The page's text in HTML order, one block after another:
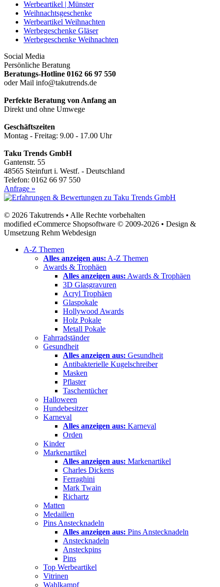
Werbeartikel | Münster
Weihnachtsgeschenke
Werbeartikel Weihnachten
Werbegeschenke Gläser
Werbegeschenke Weihnachten
Social Media
Persönliche Beratung
Beratungs-Hotline 0162 66 97 550
oder Mail info@takutrends.de
Perfekte Beratung von Anfang an
Direkt und ohne Umwege
Geschäftszeiten
Montag - Freitag: 9.00 - 17.00 Uhr
Taku Trends GmbH
Gantenstr. 55
48565 Steinfurt i. Westf. - Deutschland
Telefon: 0162 66 97 550
Anfrage »
© 2026 Takutrends • Alle Rechte vorbehalten
modified eCommerce Shopsoftware © 2009-2026 • Design &
Umsetzung Rehm Webdesign
A-Z Themen
Alles anzeigen aus: A-Z Themen
Awards & Trophäen
Alles anzeigen aus: Awards & Trophäen
3D Glasgravuren
Acryl Trophäen
Glaspokale
Hollywood Awards
Holz Pokale
Metall Pokale
Fahrradständer
Gesundheit
Alles anzeigen aus: Gesundheit
Antibakterielle Kugelschreiber
Masken
Pflaster
Taschentücher
Halloween
Hundebesitzer
Karneval
Alles anzeigen aus: Karneval
Orden
Kinder
Markenartikel
Alles anzeigen aus: Markenartikel
Charles Dickens
Ferraghini
Mark Twain
Richartz
Matten
Medaillen
Pins Anstecknadeln
Alles anzeigen aus: Pins Anstecknadeln
Anstecknadeln
Ansteckpins
Pins
Top Werbeartikel
Vitrinen
Wahlkampf